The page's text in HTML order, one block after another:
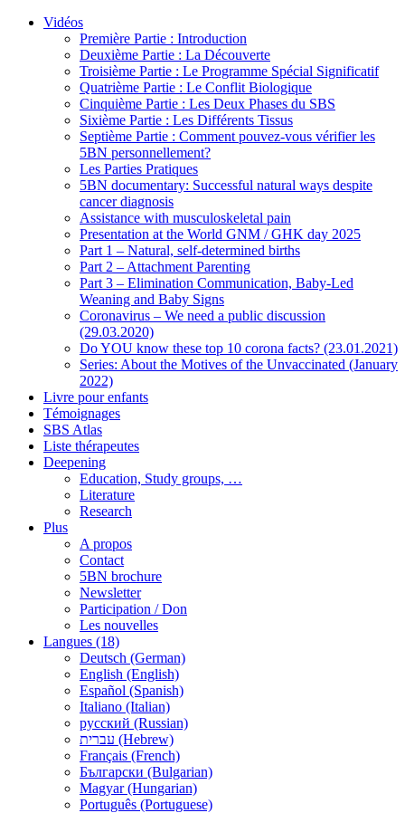
Vidéos
Première Partie : Introduction
Deuxième Partie : La Découverte
Troisième Partie : Le Programme Spécial Significatif
Quatrième Partie : Le Conflit Biologique
Cinquième Partie : Les Deux Phases du SBS
Sixième Partie : Les Différents Tissus
Septième Partie : Comment pouvez-vous vérifier les
5BN personnellement?
Les Parties Pratiques
5BN documentary: Successful natural ways despite
cancer diagnosis
Assistance with musculoskeletal pain
Presentation at the World GNM / GHK day 2025
Part 1 – Natural, self-determined births
Part 2 – Attachment Parenting
Part 3 – Elimination Communication, Baby-Led
Weaning and Baby Signs
Coronavirus – We need a public discussion
(29.03.2020)
Do YOU know these top 10 corona facts? (23.01.2021)
Series: About the Motives of the Unvaccinated (January
2022)
Livre pour enfants
Témoignages
SBS Atlas
Liste thérapeutes
Deepening
Education, Study groups, …
Literature
Research
Plus
A propos
Contact
5BN brochure
Newsletter
Participation / Don
Les nouvelles
Langues (18)
Deutsch (German)
English (English)
Español (Spanish)
Italiano (Italian)
русский (Russian)
עברית (Hebrew)
Français (French)
Български (Bulgarian)
Magyar (Hungarian)
Português (Portuguese)